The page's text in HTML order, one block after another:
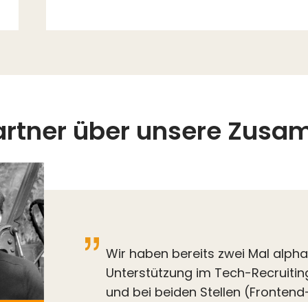
über unsere
Wir haben bereits zwei Mal
Unterstützung im Tech-
und bei beiden Stellen